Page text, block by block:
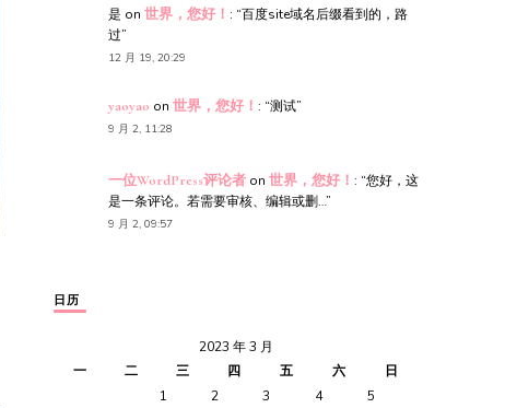
是 on 世界，您好！ : “百度site域名后缀看到的，路
过”
12 月 19, 20:29
yaoyao on 世界，您好！ : “测试”
9 月 2, 11:28
一位WordPress评论者on 世界，您好！ : “您好，这
是一条评论。若需要审核、编辑或删…”
9 月 2, 09:57
日历
2023 年 3 月
一
二 三 四 五 六
日
1
2 3 4
5